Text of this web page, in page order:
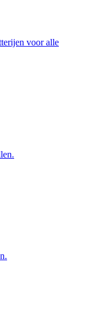
voor alle